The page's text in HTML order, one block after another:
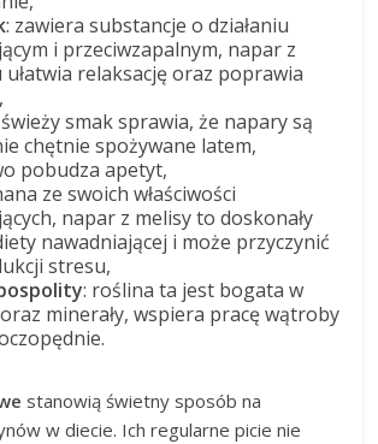
: zawiera substancje o działaniu
i przeciwzapalnym, napar z
relaksację oraz poprawia
smak sprawia, że napary są
chętnie spożywane latem,
pobudza apetyt,
ze swoich właściwości
napar z melisy to doskonały
nawadniającej i może przyczynić
stresu,
: roślina ta jest bogata w
minerały, wspiera pracę wątroby
stanowią świetny sposób na
w diecie. Ich regularne picie nie